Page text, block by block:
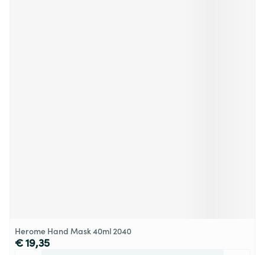
Herome Hand Mask 40ml 2040
€ 19,35